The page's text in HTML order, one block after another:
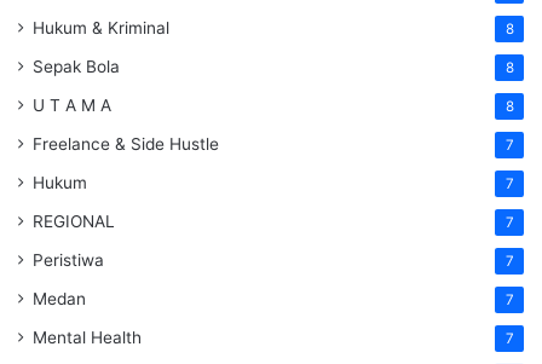
Hukum & Kriminal 8
Sepak Bola 8
U T A M A 8
Freelance & Side Hustle 7
Hukum 7
REGIONAL 7
Peristiwa 7
Medan 7
Mental Health 7